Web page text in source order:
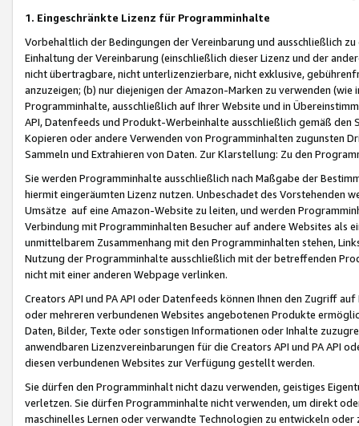
1. Eingeschränkte Lizenz für Programminhalte
Vorbehaltlich der Bedingungen der Vereinbarung und ausschließlich
Einhaltung der Vereinbarung (einschließlich dieser Lizenz und der
nicht übertragbare, nicht unterlizenzierbare, nicht exklusive,
anzuzeigen; (b) nur diejenigen der Amazon-Marken zu verwenden
Programminhalte, ausschließlich auf Ihrer Website und in
API, Datenfeeds und Produkt-Werbeinhalte ausschließlich gemäß
Kopieren oder andere Verwenden von Programminhalten zugunsten
Sammeln und Extrahieren von Daten. Zur Klarstellung: Zu den
Sie werden Programminhalte ausschließlich nach Maßgabe der
hiermit eingeräumten Lizenz nutzen. Unbeschadet des Vorstehenden
Umsätze auf eine Amazon-Website zu leiten, und werden
Verbindung mit Programminhalten Besucher auf andere Websites als
unmittelbarem Zusammenhang mit den Programminhalten stehen,
Nutzung der Programminhalte ausschließlich mit der betreffenden
nicht mit einer anderen Webpage verlinken.
Creators API und PA API oder Datenfeeds können Ihnen den Zugriff
oder mehreren verbundenen Websites angebotenen Produkte
Daten, Bilder, Texte oder sonstigen Informationen oder Inhalte
anwendbaren Lizenzvereinbarungen für die Creators API und PA API
diesen verbundenen Websites zur Verfügung gestellt werden.
Sie dürfen den Programminhalt nicht dazu verwenden, geistiges
verletzen. Sie dürfen Programminhalte nicht verwenden, um direkt
maschinelles Lernen oder verwandte Technologien zu entwickeln